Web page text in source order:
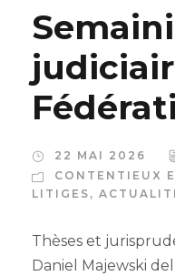
22 MAI 2026
CONTENTIEUX
LITIGES ,
Thèses et
Daniel Majewski